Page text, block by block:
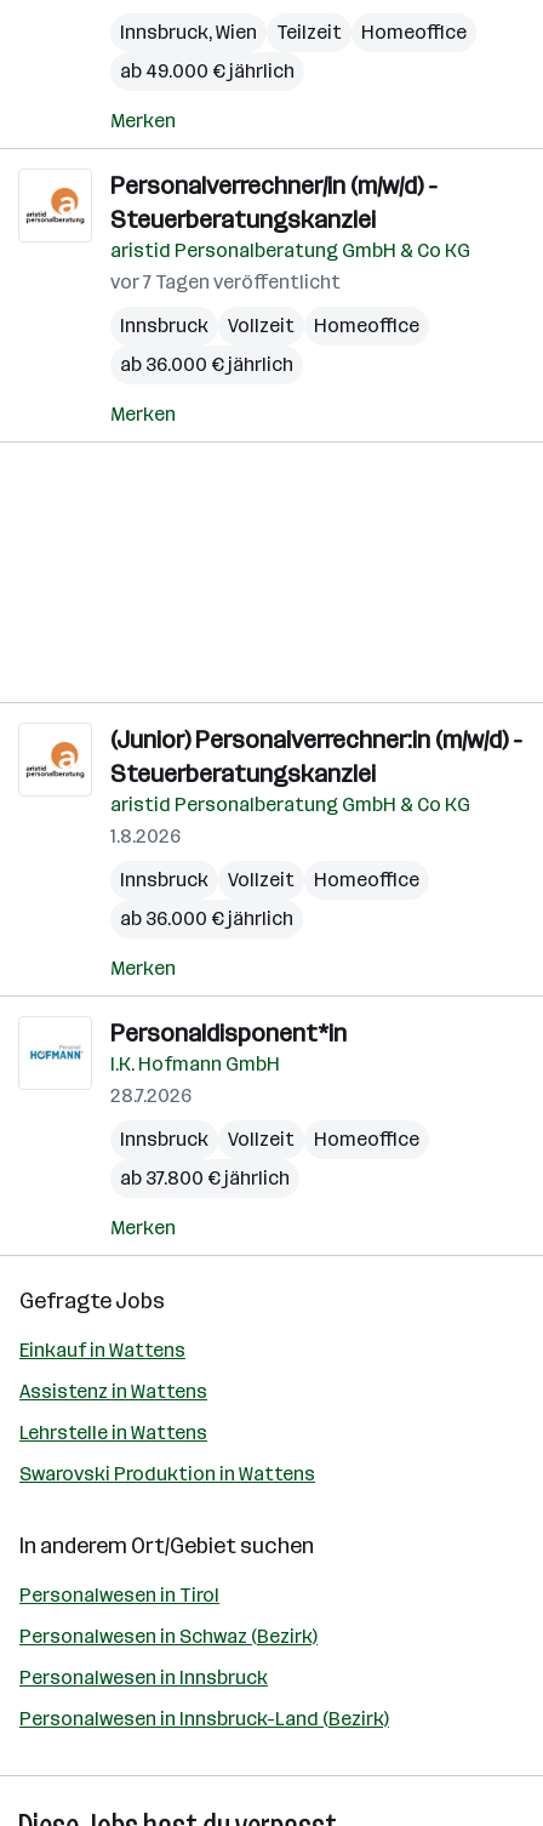
Innsbruck,Wien Teilzeit
Homeoffice
ab 49.000 € jährlich
Merken
Personalverrechner/in (m/w/d) -
Steuerberatungskanzlei
aristid Personalberatung GmbH & Co KG
vor 7 Tagen veröffentlicht
Innsbruck
Vollzeit
Homeoffice
ab 36.000 € jährlich
Merken
(Junior) Personalverrechner:in (m/w/d) -
Steuerberatungskanzlei
aristid Personalberatung GmbH & Co KG
1.8.2026
Innsbruck
Vollzeit
Homeoffice
ab 36.000 € jährlich
Merken
Personaldisponent*in
I.K. Hofmann GmbH
28.7.2026
Innsbruck
Vollzeit
Homeoffice
ab 37.800 € jährlich
Merken
Gefragte Jobs
Einkauf in Wattens
Assistenz in Wattens
Lehrstelle in Wattens
Swarovski Produktion in Wattens
In anderem Ort/Gebiet suchen
Personalwesen in Tirol
Personalwesen in Schwaz (Bezirk)
Personalwesen in Innsbruck
Personalwesen in Innsbruck-Land (Bezirk)